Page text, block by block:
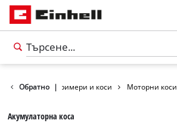
Обратно |
Градина Тримери и коси Моторни коси
Акумулаторна коса